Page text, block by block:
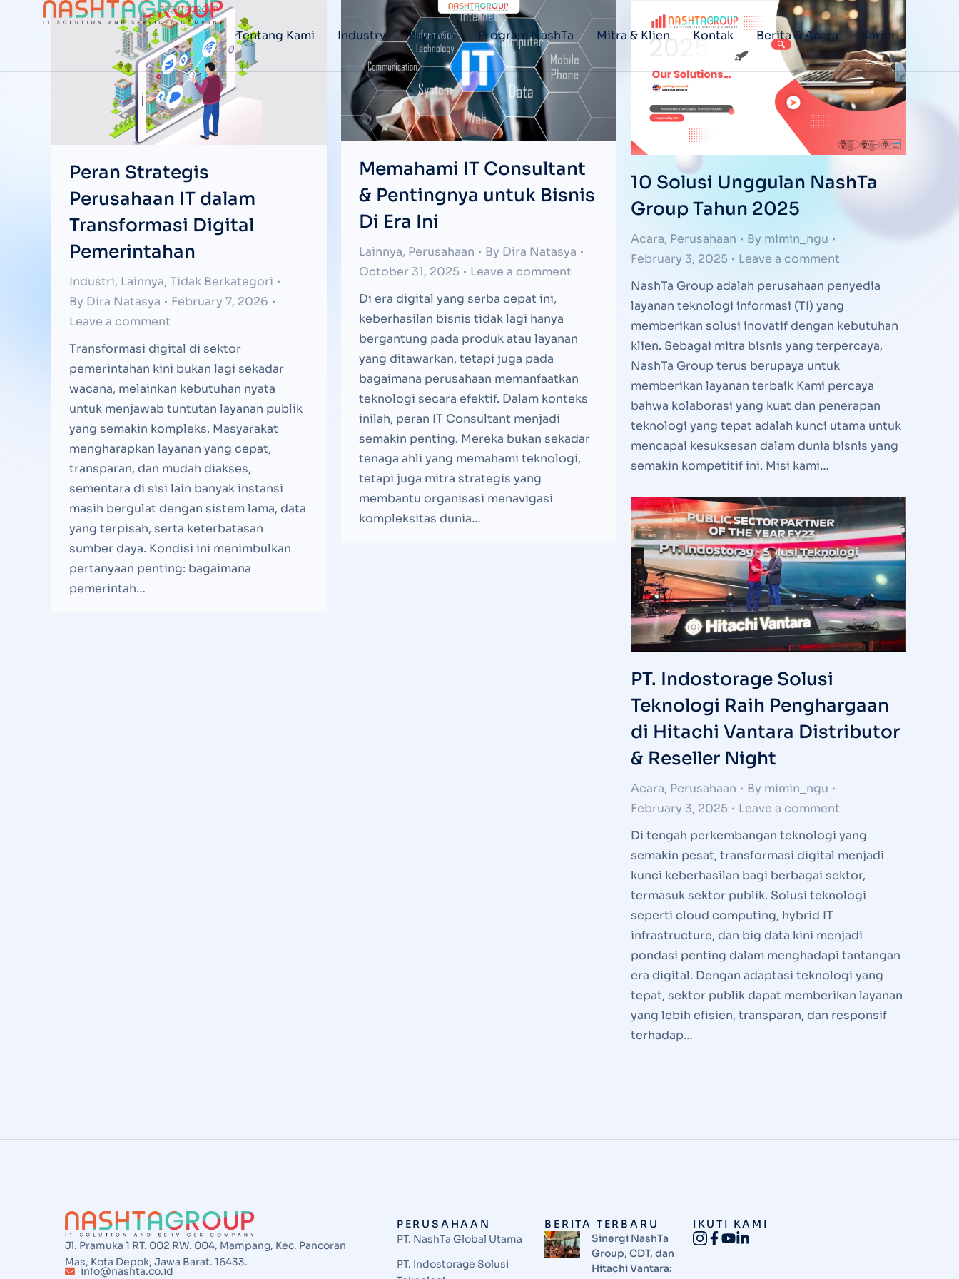
Tentang Kami Industry Layanan Program NashTa Mitra & Klien Kontak Berita & Acara Karier
Peran Strategis
Perusahaan IT dalam
Transformasi Digital
Pemerintahan
Industri, Lainnya, Tidak Berkategori
By Dira Natasya
February 7, 2026
Leave a comment
Transformasi digital di sektor
pemerintahan kini bukan lagi sekadar
wacana, melainkan kebutuhan nyata
untuk menjawab tuntutan layanan publik
yang semakin kompleks. Masyarakat
mengharapkan layanan yang cepat,
transparan, dan mudah diakses,
sementara di sisi lain banyak instansi
masih bergulat dengan sistem lama, data
yang terpisah, serta keterbatasan
sumber daya. Kondisi ini menimbulkan
pertanyaan penting: bagaimana
pemerintah…
Memahami IT Consultant
& Pentingnya untuk Bisnis
Di Era Ini
Lainnya, Perusahaan By Dira Natasya
October 31, 2025
Leave a comment
Di era digital yang serba cepat ini,
keberhasilan bisnis tidak lagi hanya
bergantung pada produk atau layanan
yang ditawarkan, tetapi juga pada
bagaimana perusahaan memanfaatkan
teknologi secara efektif. Dalam konteks
inilah, peran IT Consultant menjadi
semakin penting. Mereka bukan sekadar
tenaga ahli yang memahami teknologi,
tetapi juga mitra strategis yang
membantu organisasi menavigasi
kompleksitas dunia…
10 Solusi Unggulan NashTa
Group Tahun 2025
Acara, Perusahaan By mimin_ngu
February 3, 2025
Leave a comment
NashTa Group adalah perusahaan penyedia
layanan teknologi informasi (TI) yang
memberikan solusi inovatif dengan kebutuhan
klien. Sebagai mitra bisnis yang terpercaya,
NashTa Group terus berupaya untuk
memberikan layanan terbaik Kami percaya
bahwa kolaborasi yang kuat dan penerapan
teknologi yang tepat adalah kunci utama untuk
mencapai kesuksesan dalam dunia bisnis yang
semakin kompetitif ini. Misi kami…
PT. Indostorage Solusi
Teknologi Raih Penghargaan
di Hitachi Vantara Distributor
& Reseller Night
Acara, Perusahaan By mimin_ngu
February 3, 2025
Leave a comment
Di tengah perkembangan teknologi yang
semakin pesat, transformasi digital menjadi
kunci keberhasilan bagi berbagai sektor,
termasuk sektor publik. Solusi teknologi
seperti cloud computing, hybrid IT
infrastructure, dan big data kini menjadi
pondasi penting dalam menghadapi tantangan
era digital. Dengan adaptasi teknologi yang
tepat, sektor publik dapat memberikan layanan
yang lebih efisien, transparan, dan responsif
terhadap…
Jl. Pramuka 1 RT. 002 RW. 004, Mampang, Kec. Pancoran
Mas, Kota Depok, Jawa Barat. 16433.
info@nashta.co.id
PERUSAHAAN
PT. NashTa Global Utama
PT. Indostorage Solusi
BERITA TERBARU
Sinergi NashTa
Group, CDT, dan
Hitachi Vantara:
IKUTI KAMI